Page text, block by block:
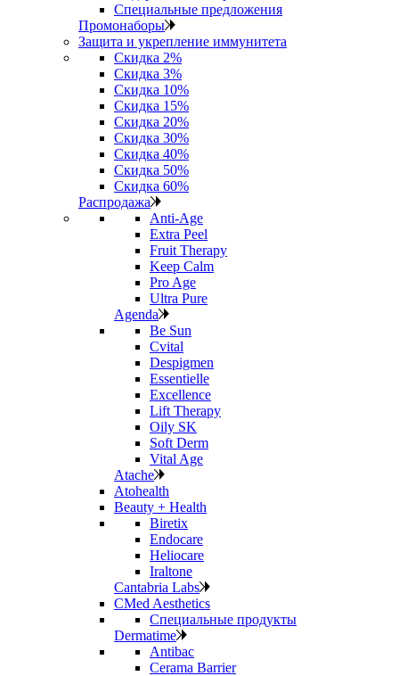
Специальные предложения
Промонаборы
Защита и укрепление иммунитета
Скидка 2%
Скидка 3%
Скидка 10%
Скидка 15%
Скидка 20%
Скидка 30%
Скидка 40%
Скидка 50%
Скидка 60%
Распродажа
Anti‑Age
Extra Peel
Fruit Therapy
Keep Calm
Pro Age
Ultra Pure
Agenda
Be Sun
Cvital
Despigmen
Essentielle
Excellence
Lift Therapy
Oily SK
Soft Derm
Vital Age
Atache
Atohealth
Beauty + Health
Biretix
Endocare
Heliocare
Iraltone
Cantabria Labs
CMed Aesthetics
Специальные продукты
Dermatime
Antibac
Cerama Barrier